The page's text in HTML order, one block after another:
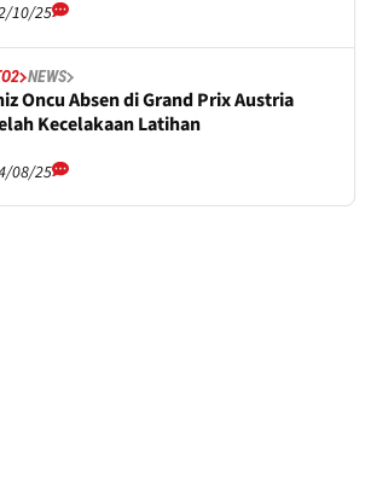
10/25
NEWS
Oncu Absen di Grand Prix Austria
Kecelakaan Latihan
08/25